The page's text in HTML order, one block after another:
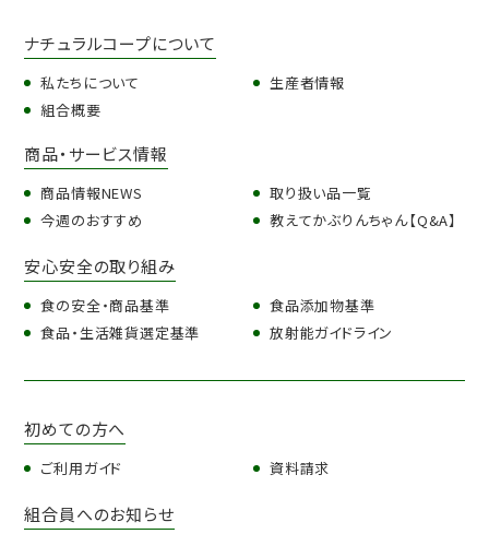
ナチュラルコープについて
私たちについて
組合概要
生産者情報
商品・サービス情報
商品情報NEWS
今週のおすすめ
取り扱い品一覧
教えてかぶりんちゃん【Q&A】
安心安全の取り組み
食の安全・商品基準
食品・生活雑貨選定基準
食品添加物基準
放射能ガイドライン
初めての方へ
ご利用ガイド 資料請求
組合員へのお知らせ